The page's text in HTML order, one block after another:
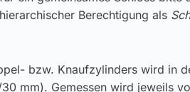
Berechtigung als
bzw. Knaufzylinders wird in
mm). Gemessen wird jeweils